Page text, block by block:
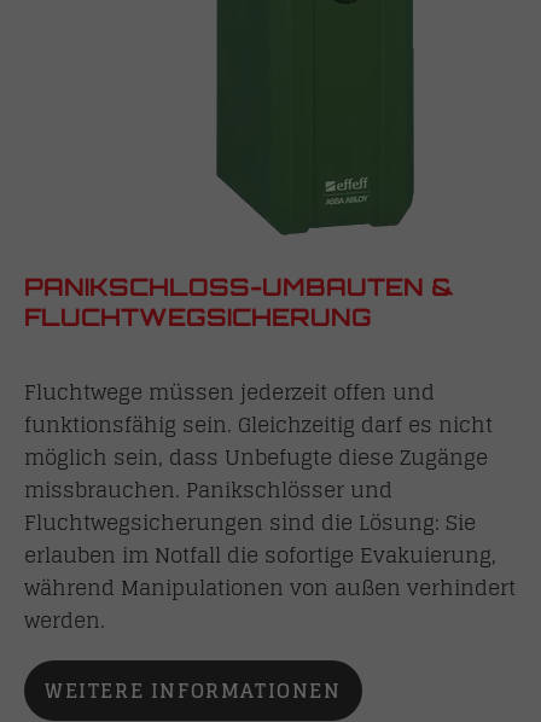
PANIKSCHLOSS-UMBAUTEN &
FLUCHTWEGSICHERUNG
Fluchtwege müssen jederzeit offen und
funktionsfähig sein. Gleichzeitig darf es nicht
möglich sein, dass Unbefugte diese Zugänge
missbrauchen. Panikschlösser und
Fluchtwegsicherungen sind die Lösung: Sie
erlauben im Notfall die sofortige Evakuierung,
während Manipulationen von außen verhindert
werden.
WEITERE INFORMATIONEN